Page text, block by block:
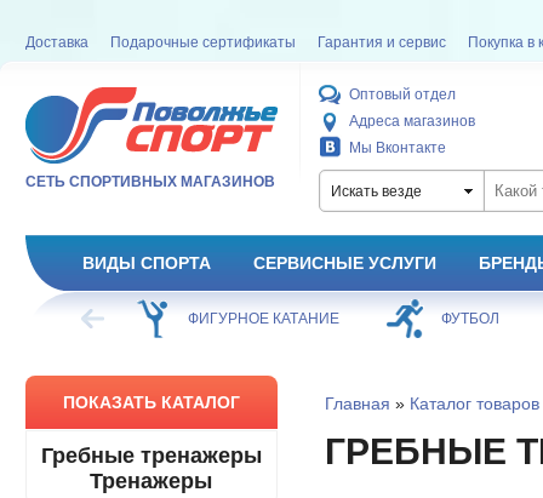
Доставка Подарочные сертификаты Гарантия и сервис Покупка в
СЕТЬ СПОРТИВНЫХ МАГАЗИНОВ
Оптовый отдел
Адреса магазинов
Мы Вконтакте
Искать везде
ВИДЫ СПОРТА СЕРВИСНЫЕ УСЛУГИ
ХОККЕЙ ФИГУРНОЕ КАТАНИЕ ФУТБОЛ
ПОКАЗАТЬ КАТАЛОГ
Гребные тренажеры
Тренажеры
Главная » Каталог товаров
ГРЕБНЫЕ